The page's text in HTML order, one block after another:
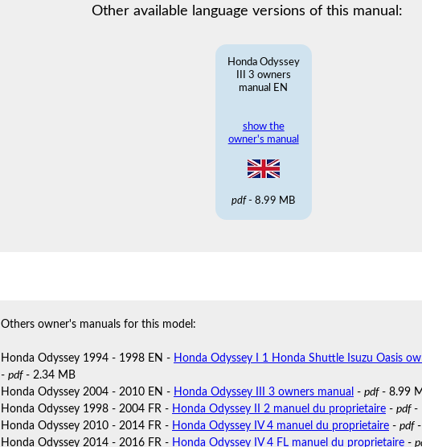
Other available language versions of this manual:
Honda Odyssey
III 3 owners
manual EN
show the
owner's manual
pdf- 8.99 MB
Others owner's manuals for this model:
Honda Odyssey 1994 - 1998 EN - Honda Odyssey I 1 Honda Shuttle Isuzu Oasis
- pdf- 2.34 MB
Honda Odyssey 2004 - 2010 EN - Honda Odyssey III 3 owners manual - pdf- 8.99
Honda Odyssey 1998 - 2004 FR - Honda Odyssey II 2 manuel du proprietaire - pdf-
Honda Odyssey 2010 - 2014 FR - Honda Odyssey IV 4 manuel du proprietaire - pdf-
Honda Odyssey 2014 - 2016 FR - Honda Odyssey IV 4 FL manuel du proprietaire -